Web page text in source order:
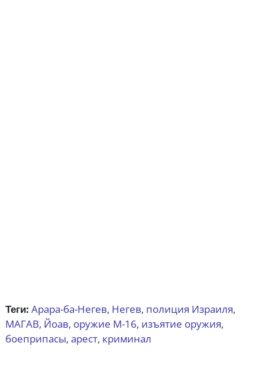
Теги: Арара-ба-Негев, Негев, полиция Израиля,
МАГАВ, Йоав, оружие M-16, изъятие оружия,
боеприпасы, арест, криминал